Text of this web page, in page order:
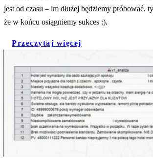
jest od czasu – im dłużej będziemy próbować,
że w końcu osiągniemy sukces :).
Przeczytaj więcej